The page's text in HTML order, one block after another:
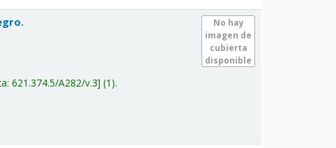
No hay
imagen de
cubierta
disponible
621.374.5/A282/v.3 (1).